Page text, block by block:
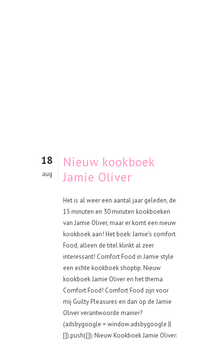
18
aug
Nieuw kookboek
Jamie Oliver
Het is al weer een aantal jaar geleden, de
15 minuten en 30 minuten kookboeken
van Jamie Oliver, maar er komt een nieuw
kookboek aan! Het boek: Jamie's comfort
Food, alleen de titel klinkt al zeer
interessant! Comfort Food in Jamie style
een echte kookboek shoptip. Nieuw
kookboek Jamie Oliver en het thema
Comfort Food! Comfort Food zijn voor
mij Guilty Pleasures en dan op de Jamie
Oliver verantwoorde manier?
(adsbygoogle = window.adsbygoogle ||
[]).push({}); Nieuw Kookboek Jamie Oliver: